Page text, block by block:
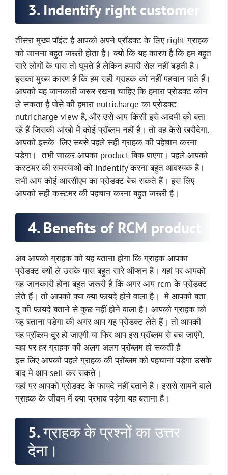
3. Indentify right customer
तीसरा मुख्य पॉइंट है आपको अपने प्रॉडक्ट के लिए right ग्राहक
को जानना बहुत जरूरी होता है। क्यो कि यह कारण है कि हम बहुत
सारे लोगों के पास तो घूमते है लेकिन हमारी सेल नहीं बड़ती है।
इसका मुख्य कारण है कि हम सही ग्राहक को नहीं पहचान पाते हैं।
आपको यह जानकारी जरूर रखना चाहिए कि हमारा प्रोडक्ट कोन
ले सकता है जेसे की हमारा nutricharge का प्रोडक्ट
nutricharge view है, और उसे आप किसी इसे आदमी को बता
रहे हैं जिसकी आंखो में कोई प्रॉब्लम नहीं है। तो वह केसे खरीदेगा,
आपको इसके लिए सबसे पहले सही ग्राहक की पहेचान करना
पड़ेगा। तभी जाकर आपका product बिक पाएगा। पहले आपको
कस्टमर की समस्याओं को indentify करना बहुत आवश्यक है।
तभी आप कोई आरसीएम का प्रोडक्ट बेच सकते हैं। इस लिए
आपको सही कस्टमर की पहचान करना बहुत जरूरी है।
4. Benefits of RCM product
अब आपको ग्राहक को यह बताना होगा कि ग्राहक आपका
प्रोडक्ट क्यों ले उसके पास बहुत सारे ऑप्शन है। यहां पर आपको
यह जानकारी होना बहुत जरूरी है कि अगर आप rcm के प्रोडक्ट
लेते हैं। तो आपको क्या क्या फायदे होने वाला है। मे आपको बता
दु की फायदे बताने से कुछ नहीं होने वाला है। आपको ग्राहक को
यह बताना पड़ेगा की अगर आप यह प्रोडक्ट लेते हैं। तो आपकी
यह प्रॉब्लम दूर हो जाएगी या फिर आप इस प्रॉब्लम से बच जाएंगे,
यहा पर हर ग्राहक की अलग अलग प्रॉब्लम हो सकती है
इस लिए आपको पहले ग्राहक की प्रॉब्लम को पहचाना पड़ेगा उसके
बाद मे आप sell कर सकते।
यहां पर आपको प्रोडक्ट के फायदे नहीं बताने है। इससे सामने वाले
ग्राहक के जीवन में क्या प्रभाव पड़ेगा यह बताना है।
5. ग्राहक के प्रश्नों का उत्तर
देना।